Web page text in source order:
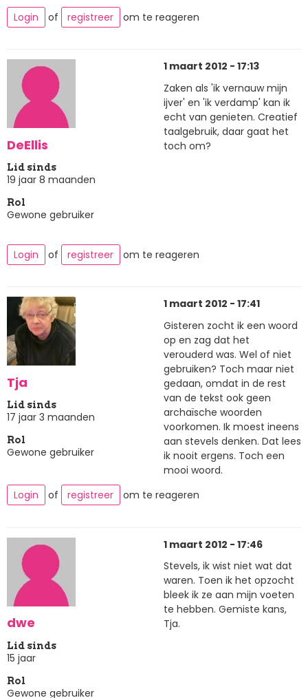
Login
of registreer om te reageren
DeEllis
Lid sinds
19 jaar 8 maanden
Rol
Gewone gebruiker
1 maart 2012 - 17:13
Zaken als 'ik vernauw mijn
ijver' en 'ik verdamp' kan ik
echt van genieten. Creatief
taalgebruik, daar gaat het
toch om?
Login of registreer om te reageren
Tja
Lid sinds
17 jaar 3 maanden
Rol
Gewone gebruiker
1 maart 2012 - 17:41
Gisteren zocht ik een woord
op en zag dat het
verouderd was. Wel of niet
gebruiken? Toch maar niet
gedaan, omdat in de rest
van de tekst ook geen
archaïsche woorden
voorkomen. Ik moest ineens
aan stevels denken. Dat lees
ik nooit ergens. Toch een
mooi woord.
Login
of registreer om te reageren
dwe
Lid sinds
15 jaar
Rol
Gewone gebruiker
1 maart 2012 - 17:46
Stevels, ik wist niet wat dat
waren. Toen ik het opzocht
bleek ik ze aan mijn voeten
te hebben. Gemiste kans,
Tja.